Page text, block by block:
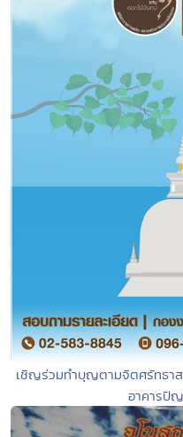
เชิญร่วมทำบุญตามจิตศรัทธาส
อาคารปั